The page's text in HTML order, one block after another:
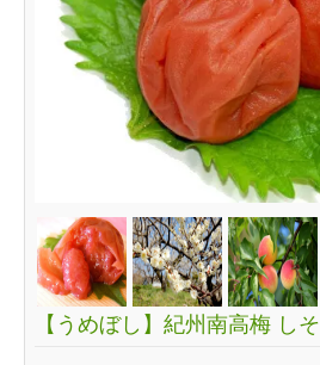
【うめぼし】紀州南高梅 しそ